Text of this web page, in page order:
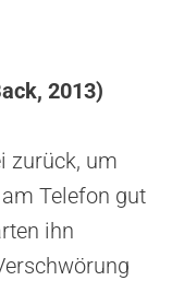
2013)
zurück, um
Telefon gut
ihn